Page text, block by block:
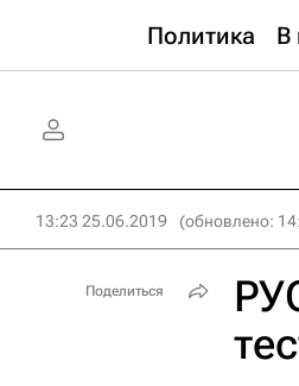
Политика В
13:23 25.06.2019 (обновлено:
Поделиться